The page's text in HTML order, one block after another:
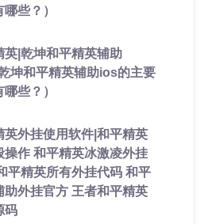
些？）
英|乾坤和平精英辅助
坤和平精英辅助ios的主要
些？）
英外挂使用软件|和平精英
操作 和平精英冰激凌外挂
平精英所有外挂代码 和平
助外挂官方 王者和平精英
码